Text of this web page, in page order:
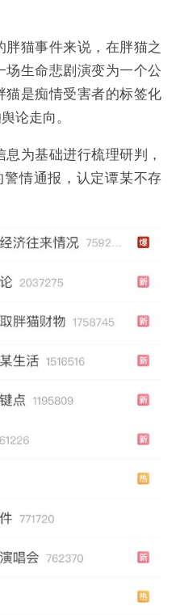
猫事件来说，在胖猫之
生命悲剧演变为一个公
是痴情受害者的标签化
论走向。
为基础进行梳理研判，
警情通报，认定谭某不存